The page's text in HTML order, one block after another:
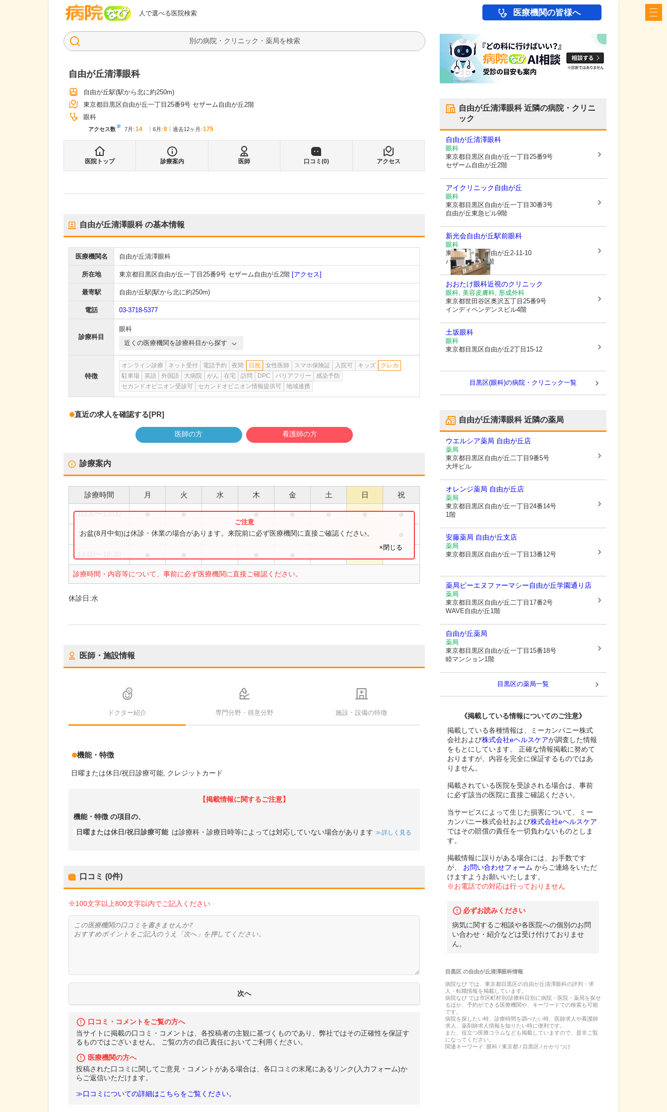
人で選べる医院検索
病院なび 医療機関の皆様へ
検索
自由が丘清澤眼科
自由が丘駅(駅から北に約250m)
東京都目黒区自由が丘一丁目25番9号 セザーム自由が丘2階
眼科
アクセス数※ 7月 : 14 6月 : 8 過去12ヶ月: 175
医院トップ 診療案内 医師 口コミ(0) アクセス
自由が丘清澤眼科の基本情報
医療機関名 自由が丘清澤眼科
所在地 東京都目黒区自由が丘一丁目25番9号 セザーム自由が丘2階 [アクセス]
最寄駅 自由が丘駅(駅から北に約250m)
電話 03-3718-5377
診療科目
眼科
近くの医療機関を診療科目から探す
特徴
オンライン診療 ネット受付 電話予約 夜間 日祝 女性医師 スマホ保険証 入院可 キッズ
クレカ
駐車場
英語 外国語 大病院 がん 在宅 訪問 DPC バリアフリー
感染予防
セカンドオピニオン受診可
セカンドオピニオン情報提供可 地域連携
直近の求人を確認する[PR]
医師の方 看護師の方
診療案内
診療時間 月 火 水 木 金 土 日 祝
10:30〜13:00 ● ● ● ● ● ● ●
14:00〜16:00 ● ●
診療時間・内容等について、事前に必ず医療機関に直接ご確認ください。
お盆(8月中旬)は休診・休業の場合があります。来院前に必ず医療機関に直接ご確認ください。
×閉じる
休診日:水
医師・施設情報
ドクター紹介 専門分野・得意分野 施設・設備の特徴
機能・特徴
日曜または休日/祝日診療可能 クレジットカード
【掲載情報に関するご注意】
機能・特徴 の項目の、
日曜または休日/祝日診療可能 は診療科・診療日時等によっては対応していない場合があります 詳しく見る
口コミ (0件)
※100文字以上800文字以内でご記入ください
口コミ・コメントをご覧の方へ
当サイトに掲載の口コミ・コメントは、各投稿者の主観に基づくものであり、弊社ではその正確性を保証す
るものではございません。 ご覧の方の自己責任においてご利用ください。
医療機関の方へ
投稿された口コミに関してご意見・コメントがある場合は、各口コミの末尾にあるリンク(入力フォーム)か
らご返信いただけます。
≫口コミについての詳細はこちらをご覧ください。
自由が丘清澤眼科近隣の病院・クリニ
ック
自由が丘清澤眼科
眼科
東京都目黒区自由が丘一丁目25番9号
セザーム自由が丘2階
アイクリニック自由が丘
眼科
東京都目黒区自由が丘一丁目30番3号
自由が丘東急ビル9階
新光会自由が丘駅前眼科
眼科
東京都目黒区自由が丘2-11-10
パルシィード1階
おおたけ眼科近視のクリニック
眼科, 美容皮膚科, 形成外科
東京都世田谷区奥沢五丁目25番9号
インディペンデンスビル4階
土坂眼科
眼科
東京都目黒区自由が丘2丁目15-12
目黒区(眼科)の病院・クリニック一覧
自由が丘清澤眼科近隣の薬局
ウエルシア薬局 自由が丘店
薬局
東京都目黒区自由が丘二丁目9番5号
大坪ビル
オレンジ薬局 自由が丘店
薬局
東京都目黒区自由が丘一丁目24番14号
1階
安藤薬局 自由が丘支店
薬局
東京都目黒区自由が丘一丁目13番12号
薬局ビーエヌファーマシー自由が丘学園通り店
薬局
東京都目黒区自由が丘二丁目17番2号
WAVE自由が丘1階
自由が丘薬局
薬局
東京都目黒区自由が丘一丁目15番18号
睦マンション1階
目黒区の薬局一覧
《掲載している情報についてのご注意》
掲載している各種情報は、ミーカンパニー株式
会社および株式会社eヘルスケアが調査した情報
をもとにしています。 正確な情報掲載に努めて
おりますが、内容を完全に保証するものではあ
りません。
掲載されている医院を受診される場合は、事前
に必ず該当の医院に直接ご確認ください。
当サービスによって生じた損害について、ミー
カンパニー株式会社および株式会社eヘルスケア
ではその賠償の責任を一切負わないものとしま
す。
掲載情報に誤りがある場合には、お手数です
が、
お問い合わせフォーム からご連絡をいただ
けますようお願いいたします。
※お電話での対応は行っておりません
必ずお読みください
病気に関するご相談や各医院への個別のお問
い合わせ・紹介などは受け付けておりませ
ん。
目黒区の自由が丘清澤眼科情報
病院なび では、 東京都目黒区の自由が丘清澤眼科の評判・求
人・転職情報を掲載しています。
病院なび では市区町村別/診療科目別に病院・医院・薬局を探せ
るほか、予約ができる医療機関や、キーワードでの検索も可能
です。
病院を探したい時、診療時間を調べたい時、医師求人や看護師
求人、薬剤師求人情報を知りたい時に便利です。
また、役立つ医療コラムなども掲載していますので、是非ご覧
になってください。
関連キーワード: 眼科 / 東京都 / 目黒区 / かかりつけ